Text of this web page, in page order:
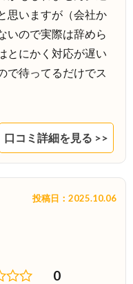
思いますが（会社か
いので実際は辞めら
とにかく対応が遅い
で待ってるだけでス
口コミ詳細を見る >>
投稿日：2025.10.06
0